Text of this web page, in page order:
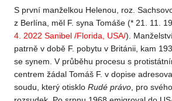
S první manželkou Helenou, roz.
z Berlína, měl F. syna Tomáše (* 21. 11.
4. 2022 Sanibel /Florida, USA/).
patrně v době F. pobytu v Británii, kam
se synem. V průběhu procesu s
centrem žádal Tomáš F. v dopise
soudu, který otisklo Rudé právo , pro